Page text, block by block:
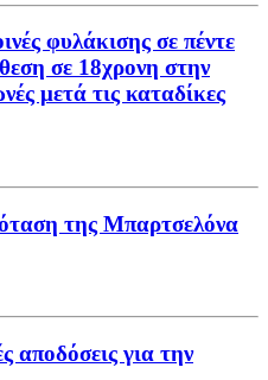
φυλάκισης σε πέντε
σε 18χρονη στην
μετά τις καταδίκες
της Μπαρτσελόνα
αποδόσεις για την